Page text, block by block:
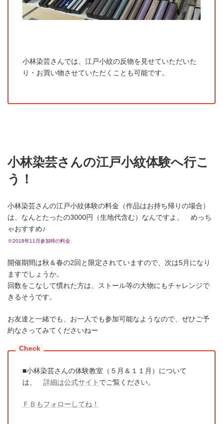
小林染芸さんでは、江戸小紋の反物を見せていただいた
り・お買い物させていただくことも可能です。
小林染芸さんの江戸小紋体験へ行こ
う！
小林染芸さんの江戸小紋体験の料金（作品はお持ち帰りの場合）
は、なんとたったの3000円（生地代含む）なんですよ。 めっち
ゃおすすめ♪
※2018年11月参加時の料金
開催期間は秋＆春の2回と限定されていますので、次は5月になり
ますでしょうか。
回数をこなして慣れた方は、ストール等の大物にもチャレンジで
きるそうです。
お友達と一緒でも、お一人でも参加可能なようなので、ぜひご予
約なさってみてくださいねー
■小林染芸さんの体験教室（５月＆１１月）について
は、 詳細は公式サイト でご覧ください。
ＦＢもフォローしてね！